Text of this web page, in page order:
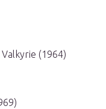
(1964)